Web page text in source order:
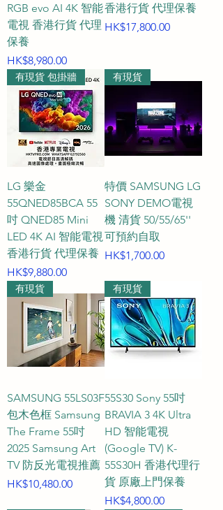
RGB evo AI 4K 智能
電視 香港行貨 代理
保養
價格
HK$8,980.00
香港行貨 代理保養
價格
HK$17,800.00
有現貨 包掛牆
LG 樂金
55QNED85BCA 55
吋 QNED85 Mini
LED 4K AI 智能電視
香港行貨 代理保養
價格
HK$9,880.00
有現貨
特價 SAMSUNG LG
SONY DEMO電視
機 清貨 50/55/65''
可預約自取
價格
HK$1,700.00
有現貨
SAMSUNG 55LS03F
包木色框 Samsung
The Frame 55吋
2025 Samsung Art
TV 防反光電視推薦
價格
HK$10,480.00
有現貨
55S30 Sony 55吋
BRAVIA 3 4K Ultra
HD 智能電視
(Google TV) K-
55S30H 香港代理行
貨 原廠上門保養
價格
HK$4,800.00